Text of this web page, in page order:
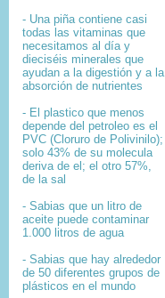
- Una piña contiene casi
todas las vitaminas que
necesitamos al día y
dieciséis minerales que
ayudan a la digestión y a la
absorción de nutrientes
- El plastico que menos
depende del petroleo es el
PVC (Cloruro de Polivinilo);
solo 43% de su molecula
deriva de el; el otro 57%,
de la sal
- Sabias que un litro de
aceite puede contaminar
1.000 litros de agua
- Sabias que hay alrededor
de 50 diferentes grupos de
plásticos en el mundo